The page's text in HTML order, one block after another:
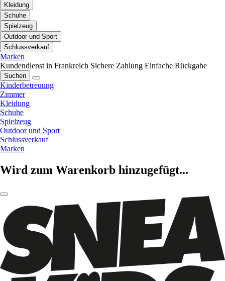
Kleidung
Schuhe
Spielzeug
Outdoor und Sport
Schlussverkauf
Marken
Kundendienst in Frankreich Sichere Zahlung Einfache Rückgabe
Suchen
Kinderbetreuung
Zimmer
Kleidung
Schuhe
Spielzeug
Outdoor und Sport
Schlussverkauf
Marken
Wird zum Warenkorb hinzugefügt...